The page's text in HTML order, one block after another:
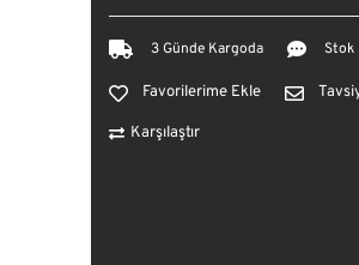
3 Günde Kargoda Stok
Karşılaştır